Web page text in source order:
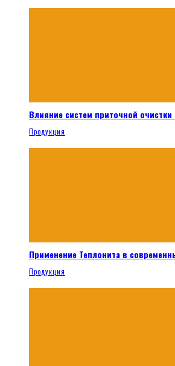
Влияние систем приточной
Продукция
Применение Теплонита в
Продукция